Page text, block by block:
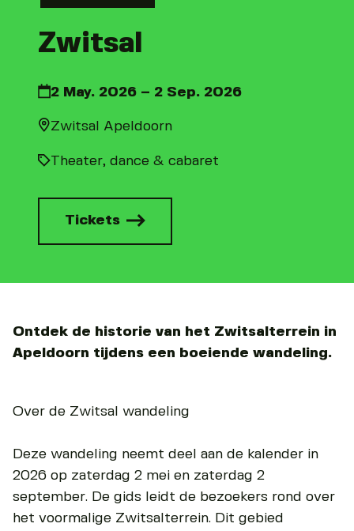
Zwitsal
2 May. 2026 – 2 Sep. 2026
Zwitsal Apeldoorn
Theater, dance & cabaret
Tickets
Ontdek de historie van het Zwitsalterrein in
Apeldoorn tijdens een boeiende wandeling.
Over de Zwitsal wandeling
Deze wandeling neemt deel aan de kalender in
2026 op zaterdag 2 mei en zaterdag 2
september. De gids leidt de bezoekers rond over
het voormalige Zwitsalterrein. Dit gebied